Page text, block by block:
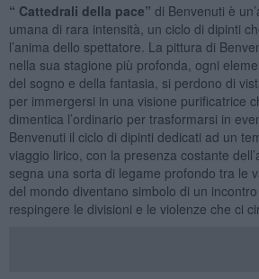
“ Cattedrali della pace” di Benvenuti è
umana di rara intensità, un ciclo di dipinti
l’anima dello spettatore. La pittura di
nella sua stagione più profonda, ogni
del sogno e della fantasia, si perdono di
per immergersi in una visione purificatrice
dimentica l’ordinario per trasformarsi in
Benvenuti il ciclo di dipinti dedicati ad un
viaggio lirico, con la presenza costante
segna una sorta di legame profondo tra le
del mondo diventano simbolo di un
respingere le divisioni e le violenze che ci